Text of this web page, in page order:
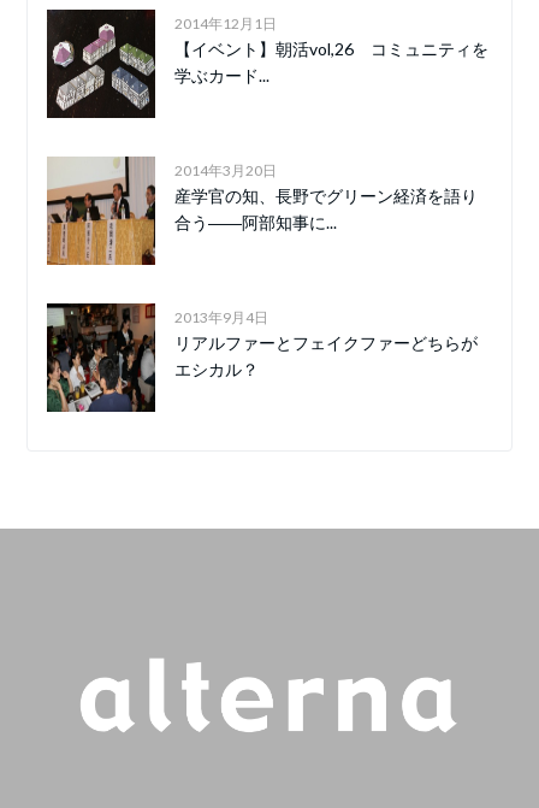
2014年12月1日
【イベント】朝活vol,26 コミュニティを
学ぶカード...
2014年3月20日
産学官の知、長野でグリーン経済を語り
合う――阿部知事に...
2013年9月4日
リアルファーとフェイクファーどちらが
エシカル？